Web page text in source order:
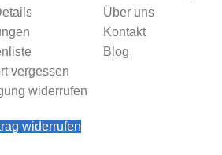
vergessen
widerrufen
widerrufen
Über uns
Kontakt
Blog